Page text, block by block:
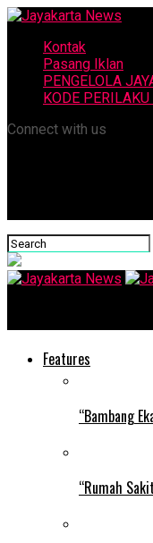
Kontak
Pasang Iklan
PENGELOLA
KODE
Connect with us
Features
“Bambang
“Rumah